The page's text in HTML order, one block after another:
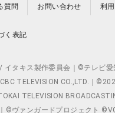
質問 お問い合わせ 利
く表記
タキス製作委員会｜©テレビ
TELEVISION CO.,LTD.｜
TELEVISION
©ヴァンガードプロジェクト